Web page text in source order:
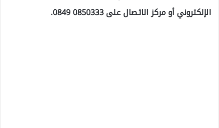
الإلكتروني أو مركز الاتصال على 0850333 0849.